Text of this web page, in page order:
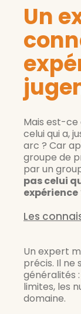
Un
Mais est-ce
celui qui a,
arc ? Car
groupe de
par un
pas celui
expérience
Les
Un expert
précis. Il ne
généralités
limites, les
domaine.